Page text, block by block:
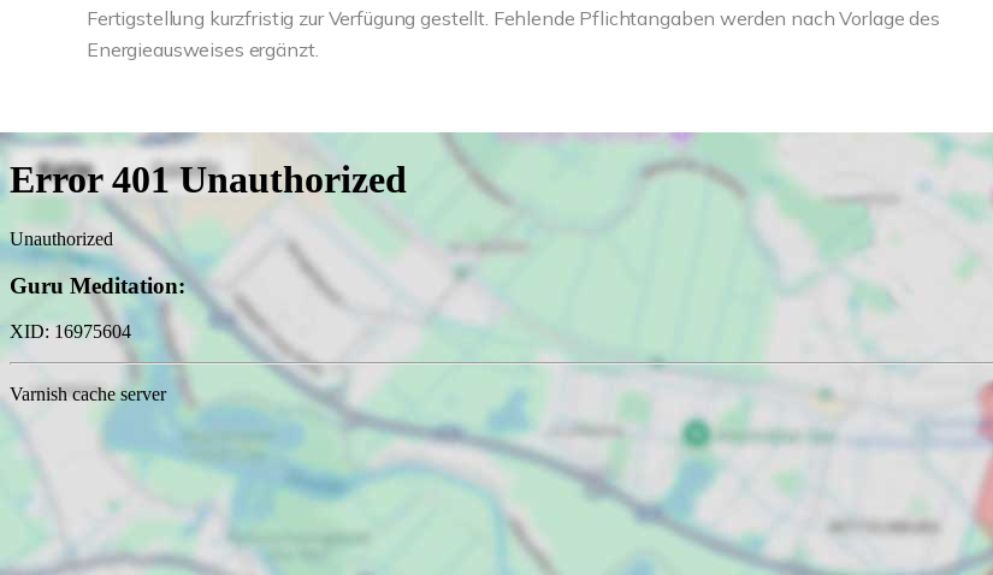
Fertigstellung kurzfristig zur Verfügung gestellt. Fehlende Pflichtangaben werden nach Vorlage des
Energieausweises ergänzt.